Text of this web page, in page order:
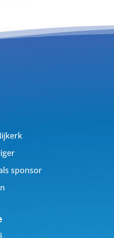
sponsor